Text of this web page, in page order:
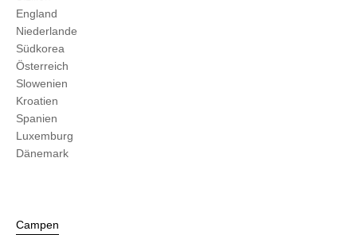
England
Niederlande
Südkorea
Österreich
Slowenien
Kroatien
Spanien
Luxemburg
Dänemark
Campen